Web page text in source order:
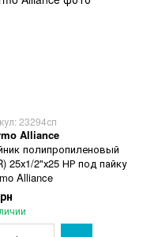
23294сп
Alliance
полипропиленовый
25х1/2"х25 НР под пайку
Alliance